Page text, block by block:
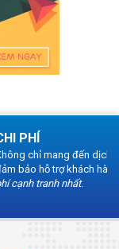
lượng, chúng tôi
việc sử dụngchi